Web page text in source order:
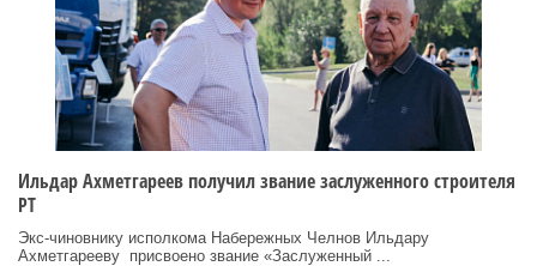
Ильдар Ахметгареев получил звание заслуженного строителя
РТ
Экс‑чиновнику исполкома Набережных Челнов Ильдару
Ахметгарееву присвоено звание «Заслуженный ...